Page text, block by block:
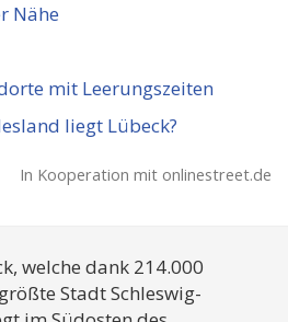
Nähe
mit Leerungszeiten
liegt Lübeck?
In Kooperation mit onlinestreet.de
welche dank 214.000
Stadt Schleswig-